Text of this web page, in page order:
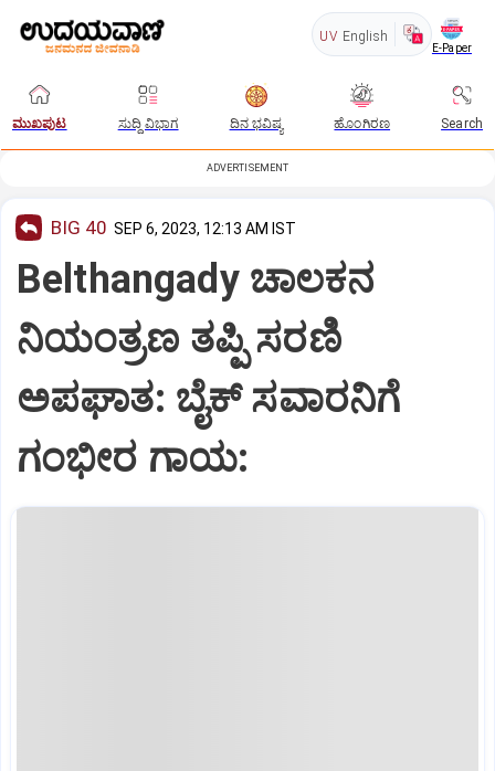
UV English
E-Paper
ಮುಖಪುಟ ಸುದ್ದಿ ವಿಭಾಗ ದಿನ ಭವಿಷ್ಯ ಹೊಂಗಿರಣ Search
ADVERTISEMENT
BIG 40 SEP 6, 2023, 12:13 AM IST
Belthangady ಚಾಲಕನ
ನಿಯಂತ್ರಣ ತಪ್ಪಿ ಸರಣಿ
ಅಪಘಾತ: ಬೈಕ್‌ ಸವಾರನಿಗೆ
ಗಂಭೀರ ಗಾಯ: